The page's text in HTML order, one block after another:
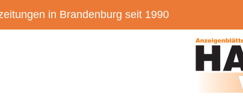
in Brandenburg seit 1990